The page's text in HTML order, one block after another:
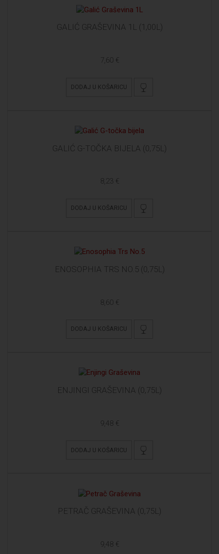
GALIĆ GRAŠEVINA 1L (1,00L)
7,60 €
DODAJ U KOŠARICU
GALIĆ G-TOČKA BIJELA (0,75L)
8,23 €
DODAJ U KOŠARICU
ENOSOPHIA TRS NO.5 (0,75L)
8,60 €
DODAJ U KOŠARICU
ENJINGI GRAŠEVINA (0,75L)
9,48 €
DODAJ U KOŠARICU
PETRAČ GRAŠEVINA (0,75L)
9,48 €